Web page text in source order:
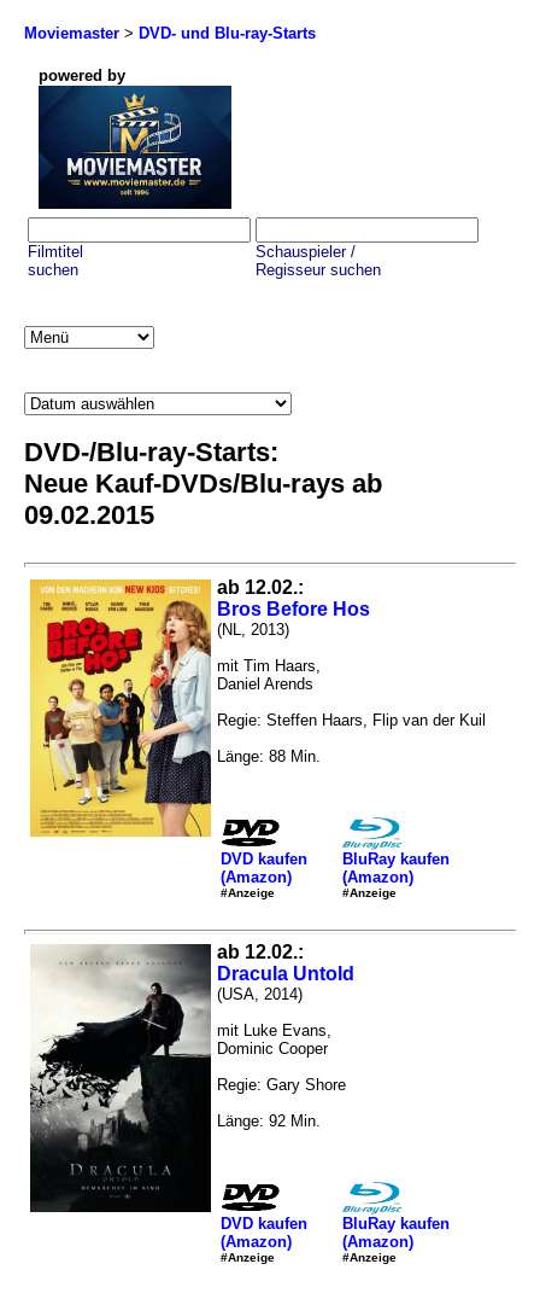
Moviemaster > DVD- und Blu-ray-Starts
powered by
Filmtitel
suchen
Schauspieler /
Regisseur suchen
DVD-/Blu-ray-Starts:
Neue Kauf-DVDs/Blu-rays ab
09.02.2015
ab 12.02.:
Bros Before Hos
(NL, 2013)
mit Tim Haars,
Daniel Arends
Regie: Steffen Haars, Flip van der Kuil
Länge: 88 Min.
DVD kaufen
(Amazon)
#Anzeige
BluRay kaufen
(Amazon)
#Anzeige
ab 12.02.:
Dracula Untold
(USA, 2014)
mit Luke Evans,
Dominic Cooper
Regie: Gary Shore
Länge: 92 Min.
DVD kaufen
(Amazon)
#Anzeige
BluRay kaufen
(Amazon)
#Anzeige